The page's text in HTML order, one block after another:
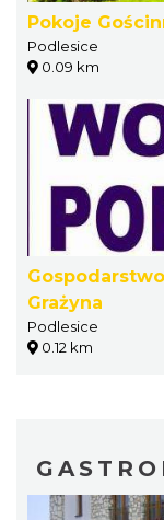
Pokoje
Podlesice
0.09 km
Grażyna
Podlesice
0.12 km